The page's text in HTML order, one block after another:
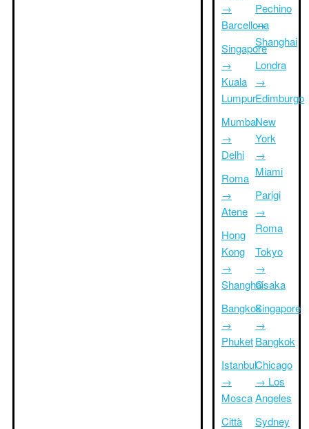
→
Barcellona
Singapore
→
Kuala
Lumpur
Mumbai
→
Delhi
Roma
→
Atene
Hong
Kong
→
Shanghai
Bangkok
→
Phuket
Istanbul
→
Mosca
Città
Pechino
→
Shanghai
Londra
→
Edimburgo
New
York
→
Miami
Parigi
→
Roma
Tokyo
→
Osaka
Singapore
→
Bangkok
Chicago
→ Los
Angeles
Sydney